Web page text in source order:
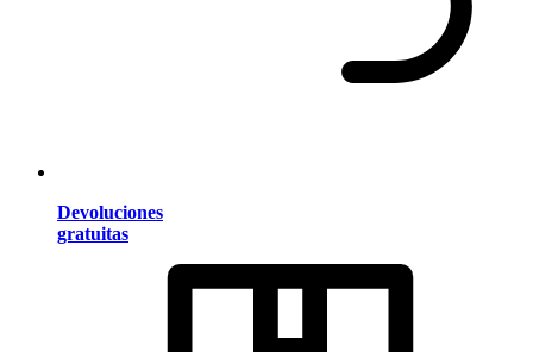
Devoluciones
gratuitas